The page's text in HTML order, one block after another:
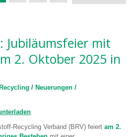
Jubiläumsfeier mit
2. Oktober 2025 in
/ Neuerungen /
Recycling Verband (BRV) feiert am 2.